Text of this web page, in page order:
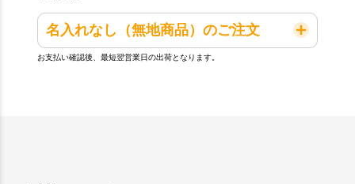
名入れなし（無地商品）のご注文
お支払い確認後、最短翌営業日の出荷となります。